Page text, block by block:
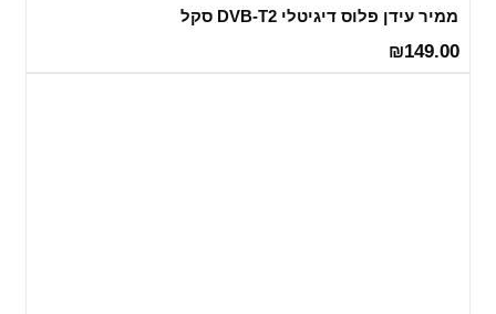
ממיר עידן פלוס דיגיטלי DVB-T2 סקל
₪149.00